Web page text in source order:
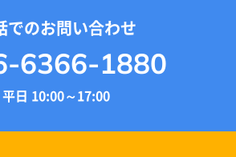
でのお問い合わせ
6366-1880
平日 10:00～17:00